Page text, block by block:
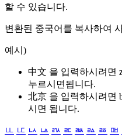
할 수 있습니다.
변환된 중국어를 복사하여
예시)
中文 을 입력하시려면
누르시면됩니다.
北京 을 입력하시려면
시면 됩니다.
ㅥ ㅦ ㅧ ㅨ ㅩ ㅪ ㅫ ㅬ ㅭ ㅮ